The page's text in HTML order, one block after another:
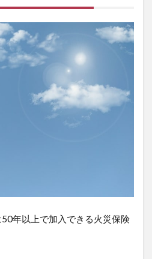
年以上で加入できる火災保険